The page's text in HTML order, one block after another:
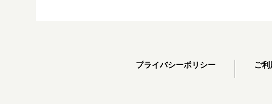
プライバシーポリシー ご利